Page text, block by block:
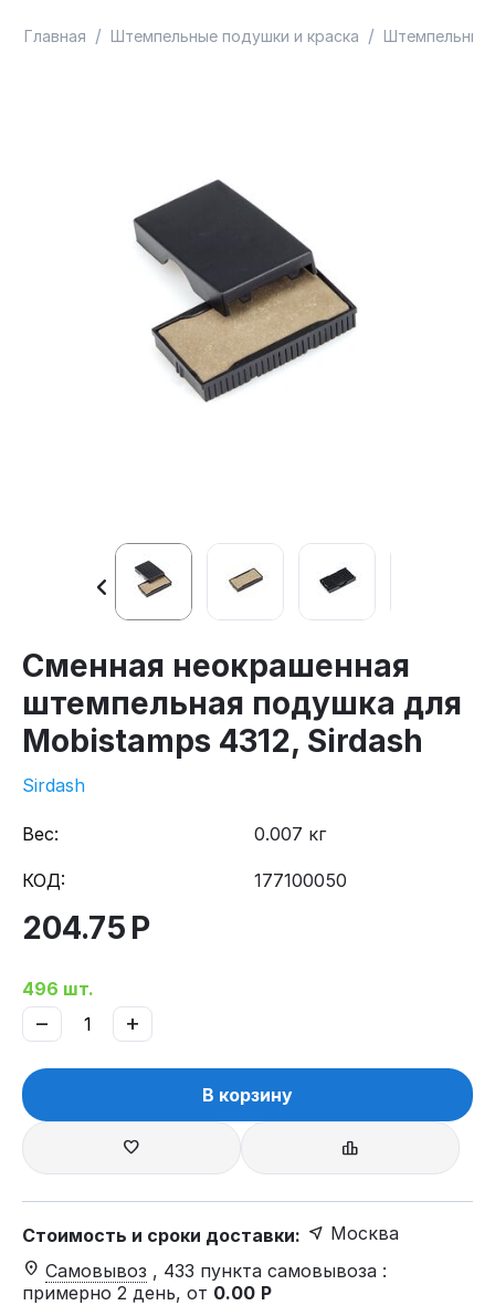
Главная / Штемпельные подушки и краска / Штемпельные
Сменная неокрашенная
штемпельная подушка для
Mobistamps 4312, Sirdash
Sirdash
Вес: 0.007 кг
КОД: 177100050
204.75 Р
496 шт.
+
−
В корзину
Стоимость и сроки доставки:
Москва
Самовывоз , 433 пункта самовывоза :
примерно 2 день, от 0.00 Р